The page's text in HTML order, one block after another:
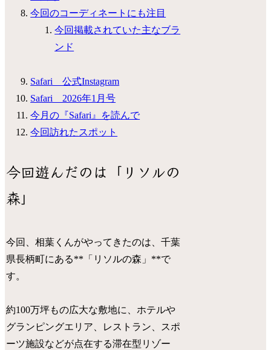
今回のコーディネートにも注目
今回掲載されていた主なブラ
ンド
Safari 公式Instagram
Safari 2026年1月号
今月の『Safari』を読んで
今回訪れたスポット
今回遊んだのは「リソルの
森」
今回、相葉くんがやってきたのは、千葉
県長柄町にある**「リソルの森」**で
す。
約100万坪もの広大な敷地に、ホテルや
グランピングエリア、レストラン、スポ
ーツ施設などが点在する滞在型リゾー